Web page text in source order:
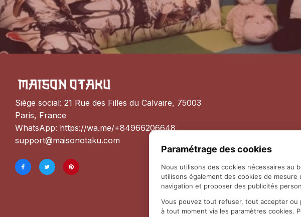
Siège social: 21 Rue des Filles du Calvaire, 75003
Paris, France
WhatsApp: https://wa.me/+84966206648
support@maisonotaku.com
Paramétrage des cookies
Nous utilisons des cookies nécessaires au
utilisons également des cookies de
navigation et proposer des publicités
Vous pouvez tout refuser, tout accepter
à tout moment via les paramètres cookies.